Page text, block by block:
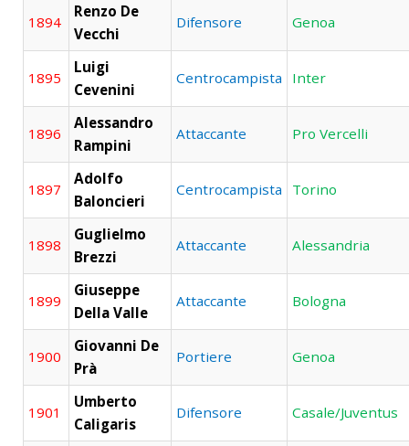
1894
Renzo De
Vecchi
Difensore Genoa
1895
Luigi
Cevenini
Centrocampista Inter
1896
Alessandro
Rampini
Attaccante Pro Vercelli
1897
Adolfo
Baloncieri
Centrocampista Torino
1898
Guglielmo
Brezzi
Attaccante Alessandria
1899
Giuseppe
Della Valle
Attaccante Bologna
1900
Giovanni De
Prà
Portiere Genoa
1901
Umberto
Caligaris
Difensore Casale/Juventus